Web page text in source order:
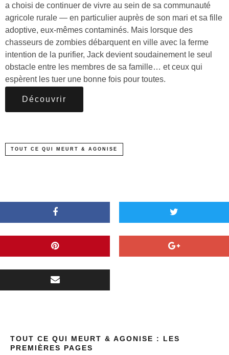
a choisi de continuer de vivre au sein de sa communauté
agricole rurale — en particulier auprès de son mari et sa fille
adoptive, eux-mêmes contaminés. Mais lorsque des
chasseurs de zombies débarquent en ville avec la ferme
intention de la purifier, Jack devient soudainement le seul
obstacle entre les membres de sa famille… et ceux qui
espèrent les tuer une bonne fois pour toutes.
Découvrir
TOUT CE QUI MEURT & AGONISE
TOUT CE QUI MEURT & AGONISE : LES
PREMIÈRES PAGES